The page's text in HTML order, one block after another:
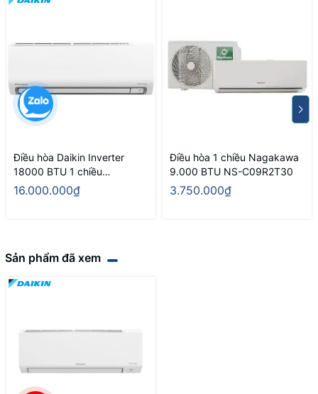
Điều hòa Daikin Inverter
18000 BTU 1 chiều
FTKB50ZVMV/RKB50ZVMV
16.000.000₫
Điều hòa 1 chiều Nagakawa
9.000 BTU NS-C09R2T30
3.750.000₫
Sản phẩm đã xem